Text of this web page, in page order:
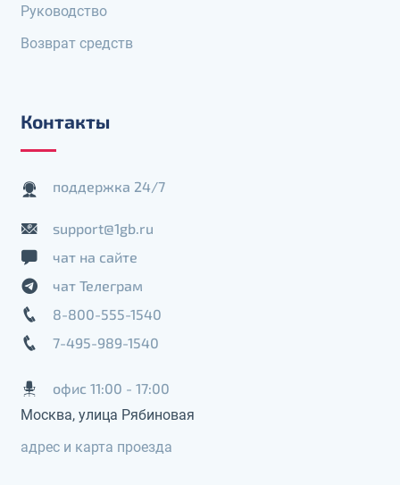
Руководство
Возврат средств
Контакты
поддержка 24/7
support@1gb.ru
чат на сайте
чат Телеграм
8-800-555-1540
7-495-989-1540
офис 11:00 - 17:00
Москва, улица Рябиновая
адрес и карта проезда